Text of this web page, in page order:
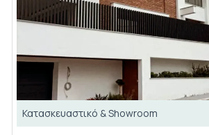
Κατασκευαστικό & Showroom